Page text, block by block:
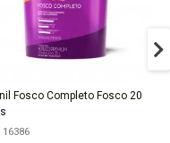
COMPRAR
Fosco Completo Fosco 20
16386